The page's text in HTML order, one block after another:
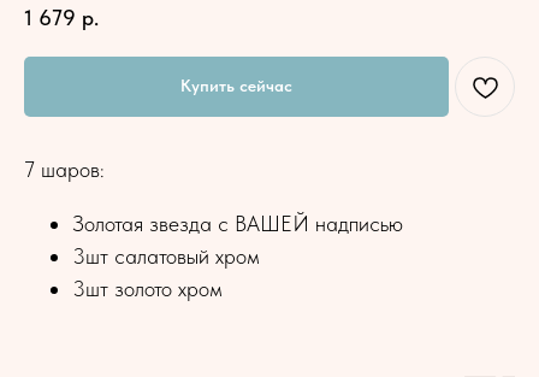
1 679 р.
Купить сейчас
7 шаров:
Золотая звезда с ВАШЕЙ надписью
3шт салатовый хром
3шт золото хром